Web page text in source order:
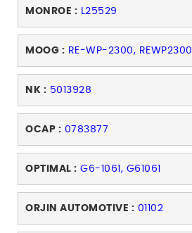
MONROE : L25529
MOOG : RE-WP-2300, REWP2300
NK : 5013928
OCAP : 0783877
OPTIMAL : G6-1061, G61061
ORJIN AUTOMOTIVE : 01102